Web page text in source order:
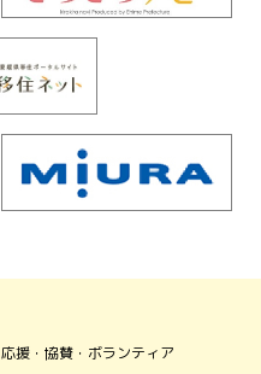
応援・協賛・ボランティア